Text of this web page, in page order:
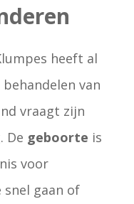
heeft al
van
vraagt zijn
De geboorte is
voor
snel gaan of